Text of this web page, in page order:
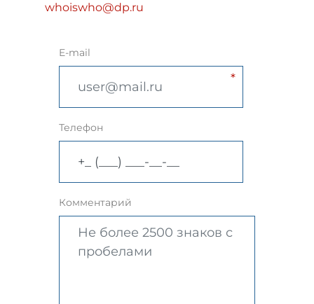
whoiswho@dp.ru
E-mail
Телефон
Комментарий